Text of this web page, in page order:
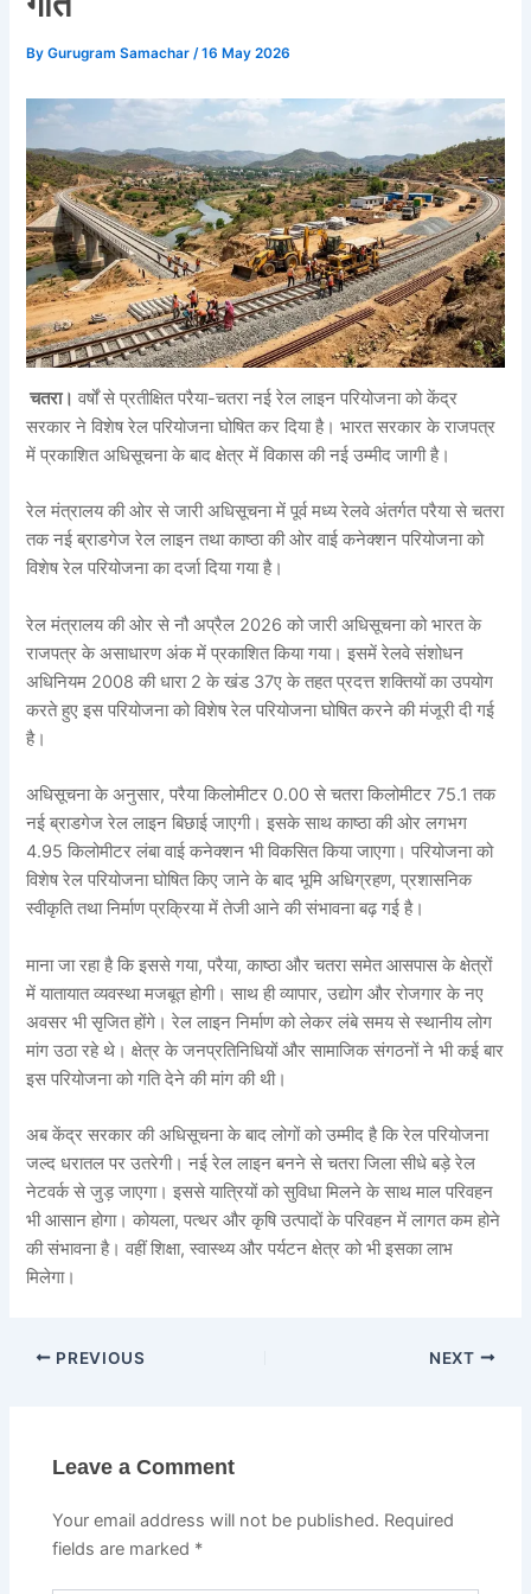
ByGurugram Samachar /16 May 2026
चतरा। वर्षों से प्रतीक्षित परैया-चतरा नई रेल लाइन परियोजना को केंद्र
सरकार ने विशेष रेल परियोजना घोषित कर दिया है। भारत सरकार के राजपत्र
में प्रकाशित अधिसूचना के बाद क्षेत्र में विकास की नई उम्मीद जागी है।
रेल मंत्रालय की ओर से जारी अधिसूचना में पूर्व मध्य रेलवे अंतर्गत परैया से चतरा
तक नई ब्राडगेज रेल लाइन तथा काष्ठा की ओर वाई कनेक्शन परियोजना को
विशेष रेल परियोजना का दर्जा दिया गया है।
रेल मंत्रालय की ओर से नौ अप्रैल 2026 को जारी अधिसूचना को भारत के
राजपत्र के असाधारण अंक में प्रकाशित किया गया। इसमें रेलवे संशोधन
अधिनियम 2008 की धारा 2 के खंड 37ए के तहत प्रदत्त शक्तियों का उपयोग
करते हुए इस परियोजना को विशेष रेल परियोजना घोषित करने की मंजूरी दी गई
है।
अधिसूचना के अनुसार, परैया किलोमीटर 0.00 से चतरा किलोमीटर 75.1 तक
नई ब्राडगेज रेल लाइन बिछाई जाएगी। इसके साथ काष्ठा की ओर लगभग
4.95 किलोमीटर लंबा वाई कनेक्शन भी विकसित किया जाएगा। परियोजना को
विशेष रेल परियोजना घोषित किए जाने के बाद भूमि अधिग्रहण, प्रशासनिक
स्वीकृति तथा निर्माण प्रक्रिया में तेजी आने की संभावना बढ़ गई है।
माना जा रहा है कि इससे गया, परैया, काष्ठा और चतरा समेत आसपास के क्षेत्रों
में यातायात व्यवस्था मजबूत होगी। साथ ही व्यापार, उद्योग और रोजगार के नए
अवसर भी सृजित होंगे। रेल लाइन निर्माण को लेकर लंबे समय से स्थानीय लोग
मांग उठा रहे थे। क्षेत्र के जनप्रतिनिधियों और सामाजिक संगठनों ने भी कई बार
इस परियोजना को गति देने की मांग की थी।
अब केंद्र सरकार की अधिसूचना के बाद लोगों को उम्मीद है कि रेल परियोजना
जल्द धरातल पर उतरेगी। नई रेल लाइन बनने से चतरा जिला सीधे बड़े रेल
नेटवर्क से जुड़ जाएगा। इससे यात्रियों को सुविधा मिलने के साथ माल परिवहन
भी आसान होगा। कोयला, पत्थर और कृषि उत्पादों के परिवहन में लागत कम होने
की संभावना है। वहीं शिक्षा, स्वास्थ्य और पर्यटन क्षेत्र को भी इसका लाभ
मिलेगा।
PREVIOUS NEXT
Leave a Comment
Your email address will not be published. Required
fields are marked *